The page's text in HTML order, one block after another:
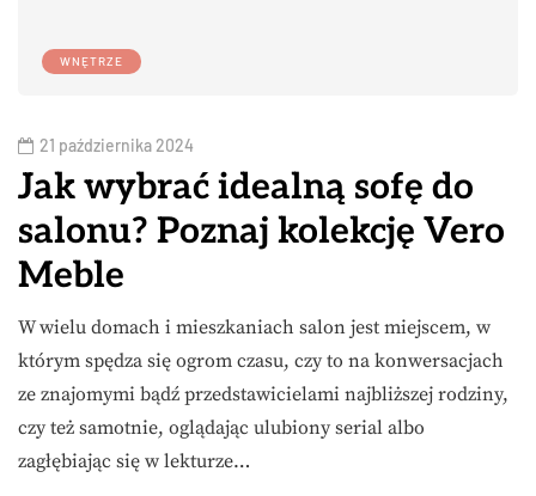
WNĘTRZE
21 października 2024
Jak wybrać idealną sofę do
salonu? Poznaj kolekcję Vero
Meble
W wielu domach i mieszkaniach salon jest miejscem, w
którym spędza się ogrom czasu, czy to na konwersacjach
ze znajomymi bądź przedstawicielami najbliższej rodziny,
czy też samotnie, oglądając ulubiony serial albo
zagłębiając się w lekturze…